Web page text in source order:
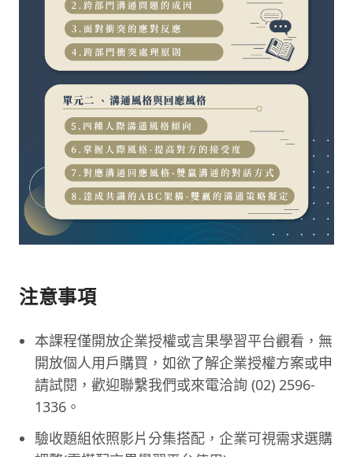
注意事項
本課程僅開放企業授權或言果學習平台觀看，無
開放個人用戶購買，如欲了解企業授權方案或申
請試閱，歡迎聯繫我們或來電洽詢 (02) 2596-
1336。
驗收題組依照影片分集搭配，企業可視需求選購